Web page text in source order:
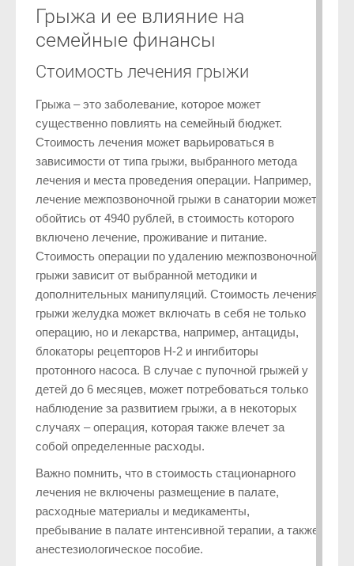
Грыжа и ее влияние на
семейные финансы
Стоимость лечения грыжи
Грыжа – это заболевание, которое может
существенно повлиять на семейный бюджет.
Стоимость лечения может варьироваться в
зависимости от типа грыжи, выбранного метода
лечения и места проведения операции. Например,
лечение межпозвоночной грыжи в санатории может
обойтись от 4940 рублей, в стоимость которого
включено лечение, проживание и питание.
Стоимость операции по удалению межпозвоночной
грыжи зависит от выбранной методики и
дополнительных манипуляций. Стоимость лечения
грыжи желудка может включать в себя не только
операцию, но и лекарства, например, антациды,
блокаторы рецепторов H-2 и ингибиторы
протонного насоса. В случае с пупочной грыжей у
детей до 6 месяцев, может потребоваться только
наблюдение за развитием грыжи, а в некоторых
случаях – операция, которая также влечет за
собой определенные расходы.
Важно помнить, что в стоимость стационарного
лечения не включены размещение в палате,
расходные материалы и медикаменты,
пребывание в палате интенсивной терапии, а также
анестезиологическое пособие.